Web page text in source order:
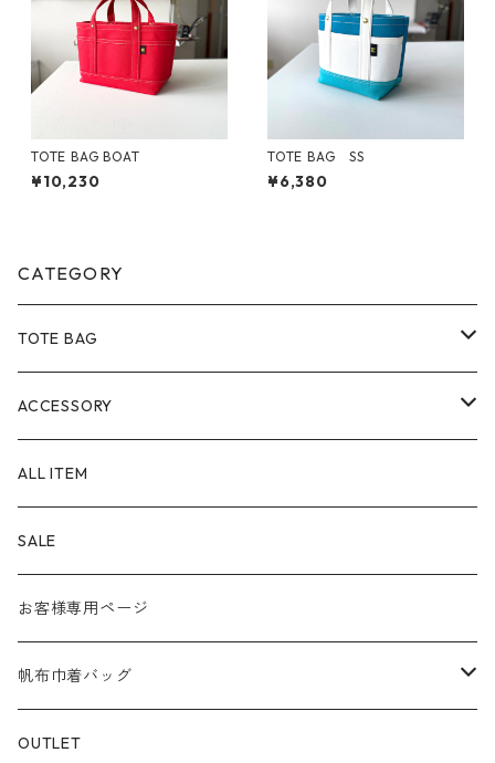
TOTE BAG BOAT
¥10,230
TOTE BAG SS
¥6,380
CATEGORY
TOTE BAG
Size
SS
S
Material
８号帆布
パラフィン帆布
Color
白系
赤系
ACCESSORY
POUCH
PEN CASE
KEY CHAIN
スマホショルダー
サコッシュ
ALL ITEM
SALE
お客様専用ページ
帆布巾着バッグ
Material
OUTLET